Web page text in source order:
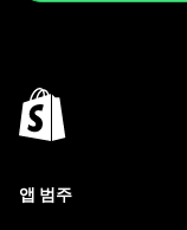
앱 범주